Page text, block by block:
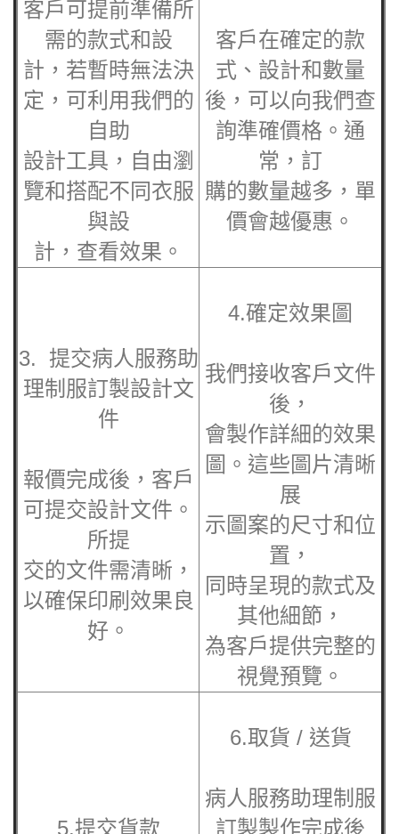
客戶可提前準備所
需的款式和設
計，若暫時無法決
定，可利用我們的
自助
設計工具，自由瀏
覽和搭配不同衣服
與設
計，查看效果。
客戶在確定的款
式、設計和數量
後，可以向我們查
詢準確價格。通
常，訂
購的數量越多，單
價會越優惠。
3. 提交病人服務助
理制服訂製設計文
件
報價完成後，客戶
可提交設計文件。
所提
交的文件需清晰，
以確保印刷效果良
好。
4.確定效果圖
我們接收客戶文件
後，
會製作詳細的效果
圖。這些圖片清晰
展
示圖案的尺寸和位
置，
同時呈現的款式及
其他細節，
為客戶提供完整的
視覺預覽。
5.提交貨款
6.取貨 / 送貨
病人服務助理制服
訂製製作完成後